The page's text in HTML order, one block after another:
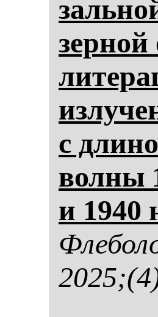
с
вол­ны
и 1940